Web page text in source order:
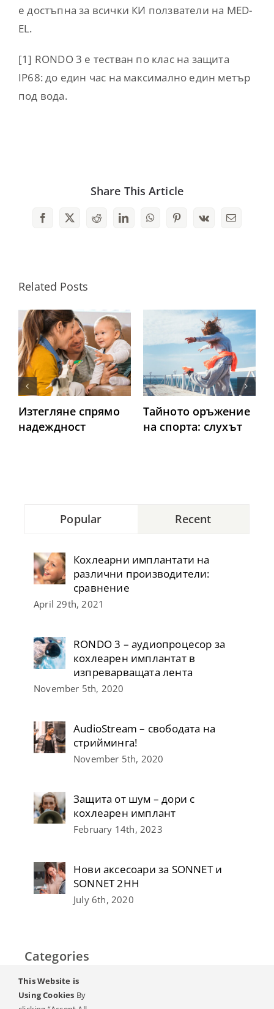
е достъпна за всички КИ ползватели на MED-
EL.
[1] RONDO 3 е тестван по клас на защита
IP68: до един час на максимално един метър
под вода.
Share This Article
Facebook
X RedditLinkedInWhatsAppPinterest
Vk Email
Related Posts
Изтегляне спрямо
надеждност
Тайното оръжение
на спорта: слухът
Popular Recent
Кохлеарни имплантати на
различни производители:
сравнение
April 29th, 2021
RONDO 3 – аудиопроцесор за
кохлеарен имплантат в
изпреварващата лента
November 5th, 2020
AudioStream – свободата на
стрийминга!
November 5th, 2020
Защита от шум – дори с
кохлеарен имплант
February 14th, 2023
Нови аксесоари за SONNET и
SONNET 2НН
July 6th, 2020
Categories
Home
This Website is
Using Cookies By